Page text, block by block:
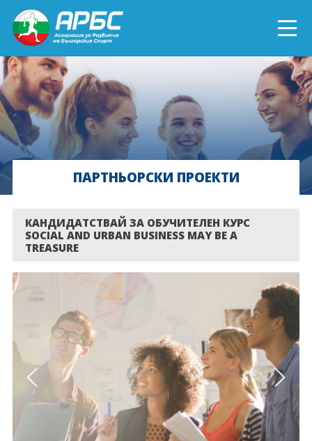
ENGLISH
СПОРТ БЛИЗО ДО ТЕБ
ТЕКУЩИ ПРОЕКТИ
ОНЛАЙН ОБУЧЕНИЯ
БЪДИ ДОБРОВОЛЕЦ!
ПАРТНЬОРСКИ ПРОЕКТИ
КАНДИДАТСТВАЙ ЗА ОБУЧИТЕЛЕН КУРС
SOCIAL AND URBAN BUSINESS MAY BE A
TREASURE